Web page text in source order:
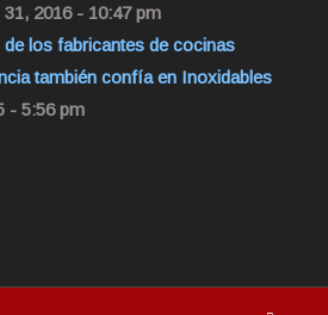
2016 - 10:47 pm
los fabricantes de cocinas
también confía en Inoxidables
- 5:56 pm